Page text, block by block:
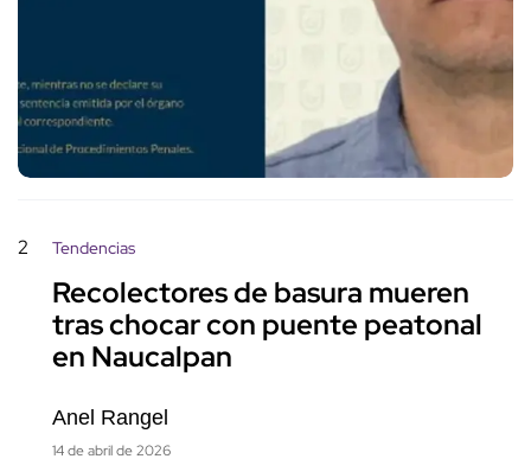
2 Tendencias
Recolectores de basura mueren
tras chocar con puente peatonal
en Naucalpan
Anel Rangel
14 de abril de 2026